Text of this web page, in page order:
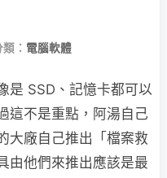
： 電腦軟體
是 SSD、記憶卡都可以
這不是重點，阿湯自己
大廠自己推出「檔案救
由他們來推出應該是最